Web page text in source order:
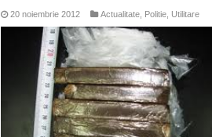
20 noiembrie 2012 Actualitate Politie Utilitare